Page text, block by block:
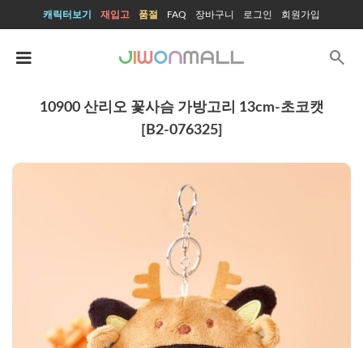
캐릭터보기 재입고 품절 FAQ 장바구니 로그인 회원가입
search
10900 산리오 꽃사슴 가방고리 13cm-초코캣
[B2-076325]